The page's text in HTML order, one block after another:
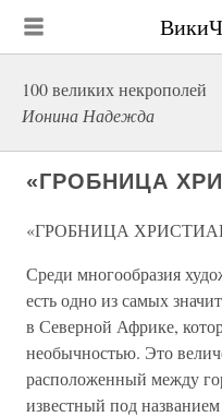
100 великих некрополей
Ионина Надежда
«ГРОБНИЦА
«ГРОБНИЦА
Среди многообразия
есть одно из самых
в Северной Африке,
необычностью. Это
расположенный между
известный под